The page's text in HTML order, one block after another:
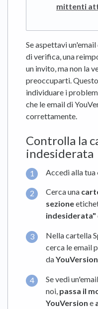
mittenti
Se aspettavi
di verifica, una
un invito, ma non la
preoccuparti.
individuare i
che le email di
correttamente.
Controlla la
indesiderata
Accedi alla tua
Cerca una
sezione
indesiderata"
Nella cartella
cerca le email
da
Se vedi
noi, passa il
YouVersion e